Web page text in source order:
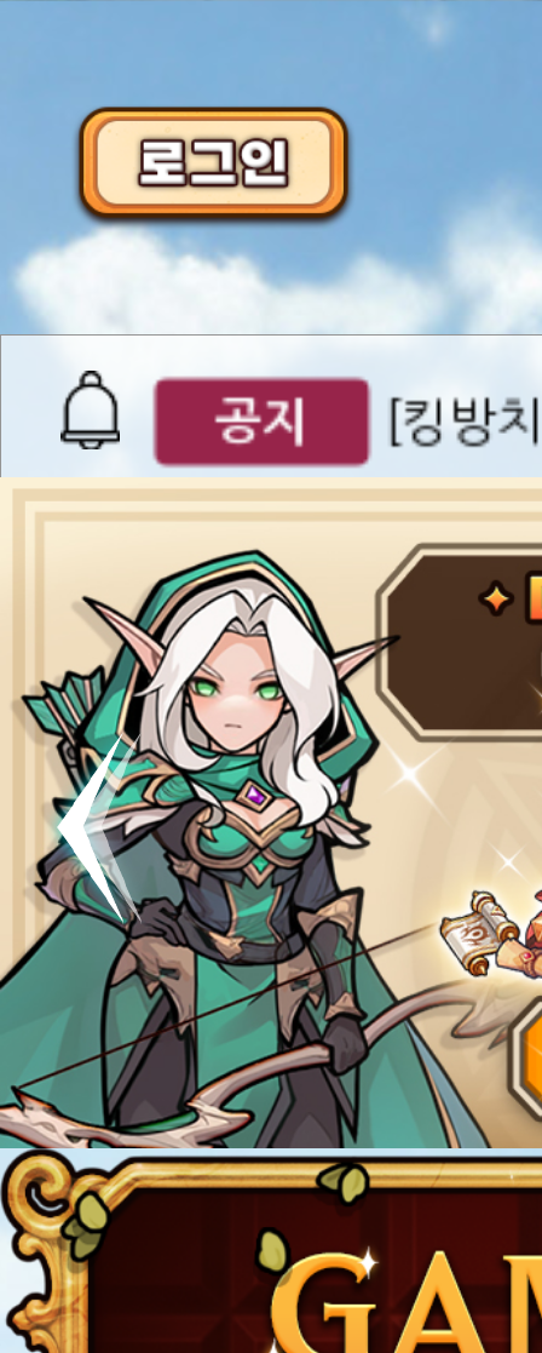
이벤트
[갤럭
이벤트​​
서버오픈 07월
공지 [킹방
공지 [킹방
공지 [킹방
공지 [킹방
이벤트
[갤럭
이벤트​​
서버오픈 07월